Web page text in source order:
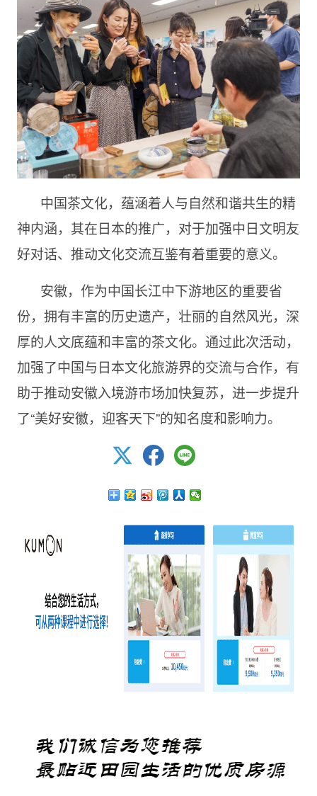
中国茶文化，蕴涵着人与自然和谐共生的精
神内涵，其在日本的推广，对于加强中日文明友
好对话、推动文化交流互鉴有着重要的意义。
安徽，作为中国长江中下游地区的重要省
份，拥有丰富的历史遗产，壮丽的自然风光，深
厚的人文底蕴和丰富的茶文化。通过此次活动，
加强了中国与日本文化旅游界的交流与合作，有
助于推动安徽入境游市场加快复苏，进一步提升
了“美好安徽，迎客天下”的知名度和影响力。